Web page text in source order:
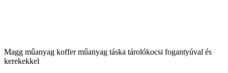
Magg műanyag koffer műanyag táska tárolókocsi fogantyúval és
kerekekkel